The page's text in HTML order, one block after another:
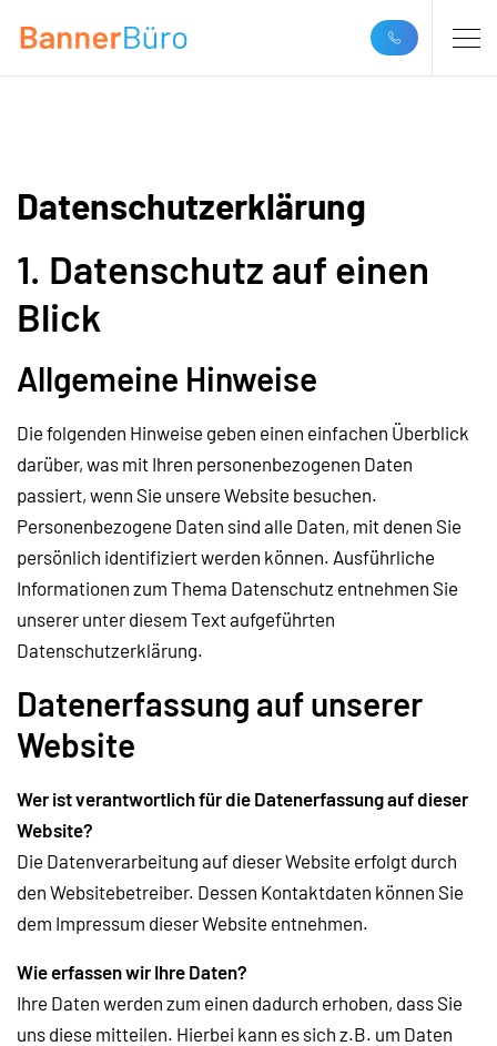
Datenschutzerklärung
1. Datenschutz auf einen
Blick
Allgemeine Hinweise
Die folgenden Hinweise geben einen einfachen Überblick
darüber, was mit Ihren personenbezogenen Daten
passiert, wenn Sie unsere Website besuchen.
Personenbezogene Daten sind alle Daten, mit denen Sie
persönlich identifiziert werden können. Ausführliche
Informationen zum Thema Datenschutz entnehmen Sie
unserer unter diesem Text aufgeführten
Datenschutzerklärung.
Datenerfassung auf unserer
Website
Wer ist verantwortlich für die Datenerfassung auf dieser
Website?
Die Datenverarbeitung auf dieser Website erfolgt durch
den Websitebetreiber. Dessen Kontaktdaten können Sie
dem Impressum dieser Website entnehmen.
Wie erfassen wir Ihre Daten?
Ihre Daten werden zum einen dadurch erhoben, dass Sie
uns diese mitteilen. Hierbei kann es sich z.B. um Daten